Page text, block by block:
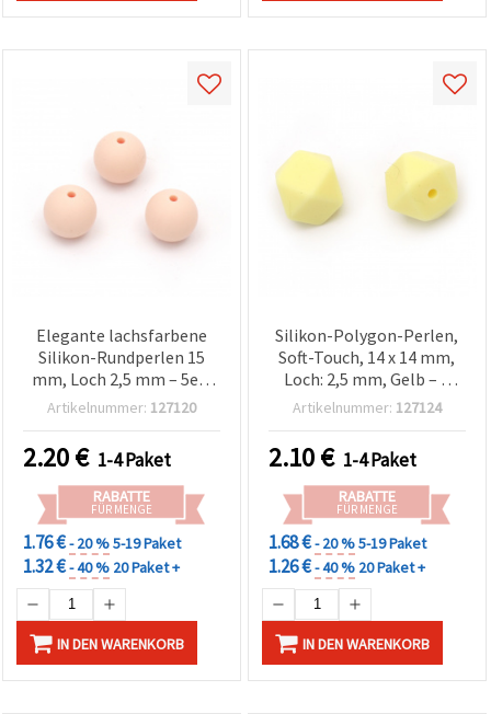
Elegante lachsfarbene
Silikon-Rundperlen 15
mm, Loch 2,5 mm – 5er-
Set für
kreative DIY-
Bastelprojekte
Artikelnummer: 127120
2.20€ 1-4 Paket
RABATTE
FÜR MENGE
1.76 €- 20 %5-19 Paket
1.32 €- 40 % 20 Paket +
IN DEN WARENKORB
Silikon-Polygon-Perlen,
Soft-Touch, 14 x 14 mm,
Loch: 2,5 mm, Gelb – 4
Stück
Artikelnummer: 127124
2.10€ 1-4 Paket
RABATTE
FÜR MENGE
1.68 €- 20 %5-19 Paket
1.26 €- 40 % 20 Paket +
IN DEN WARENKORB